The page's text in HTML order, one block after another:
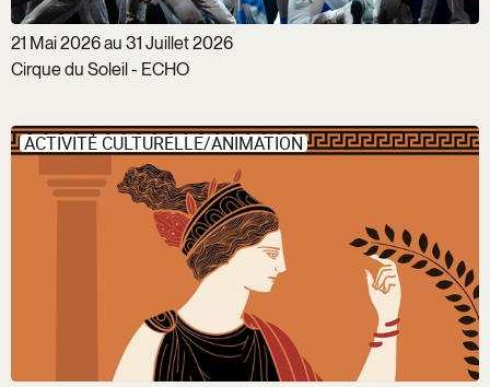
21 Mai 2026 au 31 Juillet 2026
Cirque du Soleil - ECHO
ACTIVITÉ CULTURELLE/ANIMATION